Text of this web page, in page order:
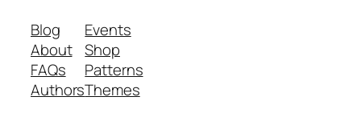
Blog
About
FAQs
Authors
Events
Shop
Patterns
Themes